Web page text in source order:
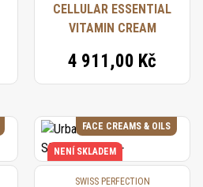
CELLULAR ESSENTIAL
VITAMIN CREAM
4 911,00 Kč
FACE CREAMS & OILS
NENÍ SKLADEM
SWISS PERFECTION